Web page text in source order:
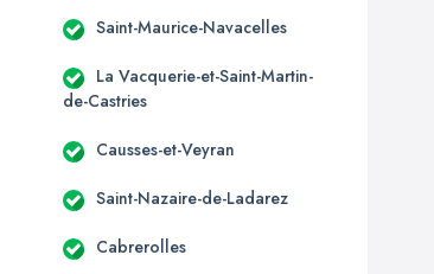
Saint-Maurice-Navacelles
La Vacquerie-et-Saint-Martin-
de-Castries
Causses-et-Veyran
Saint-Nazaire-de-Ladarez
Cabrerolles